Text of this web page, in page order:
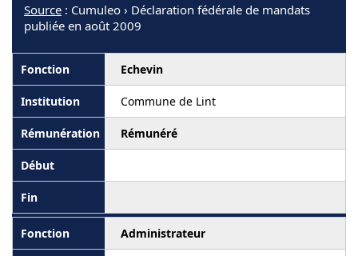
Source : Cumuleo › Déclaration fédérale de mandats
publiée en août 2009
Echevin
Commune de Lint
Rémunéré
Administrateur